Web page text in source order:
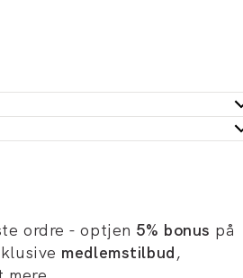
ordre - optjen 5% bonus på
medlemstilbud,